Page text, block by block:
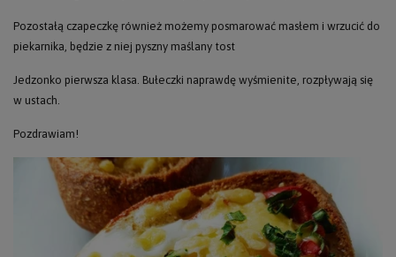
Pozostałą czapeczkę również możemy posmarować masłem i wrzucić do
piekarnika, będzie z niej pyszny maślany tost
Jedzonko pierwsza klasa. Bułeczki naprawdę wyśmienite, rozpływają się
w ustach.
Pozdrawiam!